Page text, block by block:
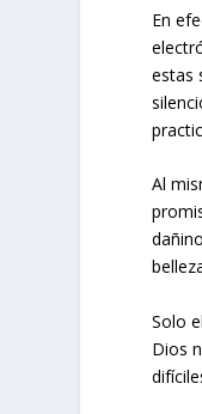
En
estas
Al
Solo
Dios